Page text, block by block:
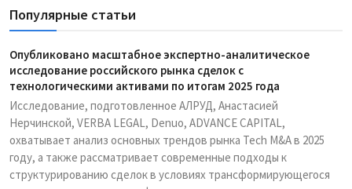
Популярные статьи
Опубликовано масштабное экспертно-аналитическое
исследование российского рынка сделок с
технологическими активами по итогам 2025 года
Исследование, подготовленное АЛРУД, Анастасией
Нерчинской, VERBA LEGAL, Denuo, ADVANCE CAPITAL,
охватывает анализ основных трендов рынка Tech M&A в 2025
году, а также рассматривает современные подходы к
структурированию сделок в условиях трансформирующегося